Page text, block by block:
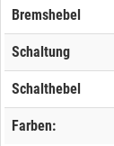
Bremshebel
Schaltung
Schalthebel
Farben: